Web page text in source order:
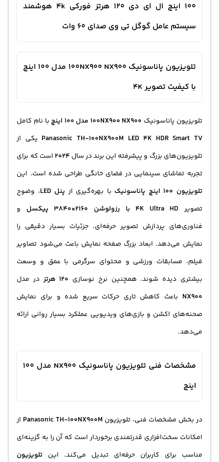
100 اینچ ال ای دی 120 هرتز فورکی 4k هوشمند
سیستم عامل گوگل تی وی صدای 60 وات
تلویزیون پاناسونیک 100NX900 NX900 مدل 100 اینچ
با کیفیت تصویر 4K
تلویزیون پاناسونیک 100NX900 NX900 مدل 100 اینچ
با نام کامل
Panasonic TH-100NX900M LED 4K HDR Smart TV یکی از
تلویزیون‌های بزرگ و پیشرفته این برند در سال2024 است که برای
تجربه تماشای سینمایی در فضای خانگی طراحی شده است. این
تلویزیون 100 اینچ
پاناسونیک با بهره‌گیری از پنل LED
، وضوح
تصویر 4K Ultra HD با رزولوشن 2160×3840 پیکسل
و
فناوری‌های پردازش تصویر حرفه‌ای، جزئیات بسیار دقیقی را
نمایش می‌دهد. ابعاد بزرگ صفحه نمایش باعث می‌شود تصاویر
فیلم، مسابقات ورزشی و محتوای سرگرمی با عمق و وسعت
بیشتری دیده شوند. همچنین نرخ نوسازی 120 هرتز
در مدل
NX900 باعث کاهش تاری حرکات سریع شده و برای نمایش
صحنه‌های اکشن و بازی‌های ویدیویی عملکرد بسیار روانی ارائه
می‌دهد.
مشخصات فنی تلویزیون پاناسونیک NX900 مدل 100
اینچ
در بخش مشخصات فنی، تلویزیون Panasonic TH-100NX900M از
امکانات سخت‌افزاری قدرتمندی برخوردار است که آن را به گزینه‌ای
مناسب برای کاربران حرفه‌ای تبدیل می‌کند. این تلویزیون